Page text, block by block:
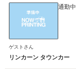
通勤
ゲストさん
リンカーン タウンカー